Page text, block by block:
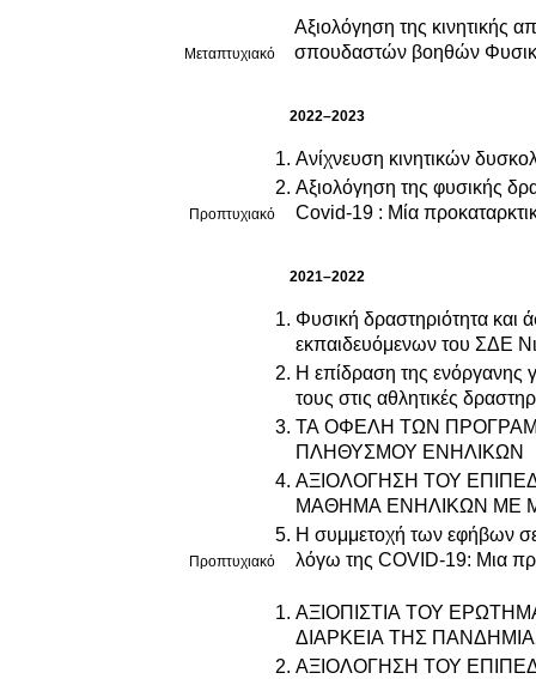
Μεταπτυχιακό
Αξιολόγηση της κινητικής
σπουδαστών βοηθών
2022–2023
Προπτυχιακό
Ανίχνευση κινητικών
Αξιολόγηση της φυσικής
Covid-19 : Μία
2021–2022
Προπτυχιακό
Φυσική δραστηριότητα
εκπαιδευόμενων του ΣΔΕ
Η επίδραση της ενόργανης
τους στις αθλητικές
ΤΑ ΟΦΕΛΗ ΤΩΝ
ΠΛΗΘΥΣΜΟΥ ΕΝΗΛΙΚΩΝ
ΑΞΙΟΛΟΓΗΣΗ ΤΟΥ
Η συμμετοχή των εφήβων σε
λόγω της COVID-19: Μια
ΑΞΙΟΠΙΣΤΙΑ ΤΟΥ
ΔΙΑΡΚΕΙΑ ΤΗΣ
ΑΞΙΟΛΟΓΗΣΗ ΤΟΥ